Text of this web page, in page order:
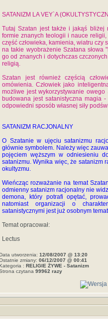
SATANIZM LA VEY`A
Tutaj Szatan jest także i jakąś bliżej
formie znanych teologii i nauce
część człowieka, kamienia, wiatru czy
na takie wyobrażenie Szatana słowa
go od znanych i dotychczas
religią.
Szatan jest również częścią
omówienia. Człowiek jako
możliwe jest wykorzystywanie
budowana jest satanistyczna magia
odpowiedni sposób własnej siły
SATANIZM RACJONALNY
O Szatanie w ujęciu satanizmu
głównie symbolem. Należy więc
pojęciem węższym w odniesieniu
satanizmu. Wynika więc, że satanizm
okultyzmu.
Wieńcząc rozważanie na temat
odmienny satanizm racjonalny nie
demona, który potrafi opętać,
natomiast organizacji o
satanistycznymi jest już osobnym
Temat opracował:
Lectus
utworzenia: 12/08/2007 @ 13:20
zmiany: 06/12/2007 @ 00:41
: RELIGIE ŻYWE - Satanizm
czytana 99962 razy